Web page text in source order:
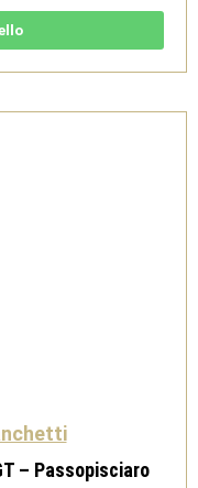
– Passopisciaro